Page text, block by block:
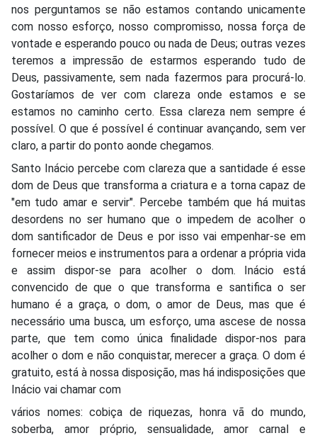
nos perguntamos se não estamos contando unicamente
com nosso esforço, nosso compromisso, nossa força de
vontade e esperando pouco ou nada de Deus; outras vezes
teremos a impressão de estarmos esperando tudo de
Deus, passivamente, sem nada fazermos para procurá-lo.
Gostaríamos de ver com clareza onde estamos e se
estamos no caminho certo. Essa clareza nem sempre é
possível. O que é possível é continuar avançando, sem ver
claro, a partir do ponto aonde chegamos.
Santo Inácio percebe com clareza que a santidade é esse
dom de Deus que transforma a criatura e a torna capaz de
"em tudo amar e servir". Percebe também que há muitas
desordens no ser humano que o impedem de acolher o
dom santificador de Deus e por isso vai empenhar-se em
fornecer meios e instrumentos para a ordenar a própria vida
e assim dispor-se para acolher o dom. Inácio está
convencido de que o que transforma e santifica o ser
humano é a graça, o dom, o amor de Deus, mas que é
necessário uma busca, um esforço, uma ascese de nossa
parte, que tem como única finalidade dispor-nos para
acolher o dom e não conquistar, merecer a graça. O dom é
gratuito, está à nossa disposição, mas há indisposições que
Inácio vai chamar com
vários nomes: cobiça de riquezas, honra vã do mundo,
soberba, amor próprio, sensualidade, amor carnal e